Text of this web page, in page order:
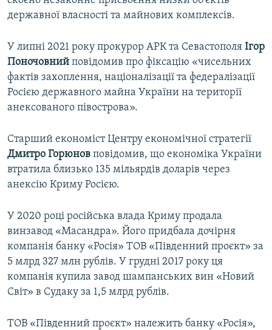
державної власності та майнових комплексів.
У липні 2021 року прокурор АРК та Севастополя Ігор
Поночовний повідомив про фіксацію «чисельних
фактів захоплення, націоналізації та федералізації
Росією державного майна України на території
анексованого півострова».
Старший економіст Центру економічної стратегії
Дмитро Горюнов повідомив, що економіка України
втратила близько 135 мільярдів доларів через
анексію Криму Росією.
У 2020 році російська влада Криму продала
винзавод «Масандра». Його придбала дочірня
компанія банку «Росія» ТОВ «Південний проєкт» за
5 млрд 327 млн рублів. У грудні 2017 року ця
компанія купила завод шампанських вин «Новий
Світ» в Судаку за 1,5 млрд рублів.
ТОВ «Південний проєкт» належить банку «Росія»,